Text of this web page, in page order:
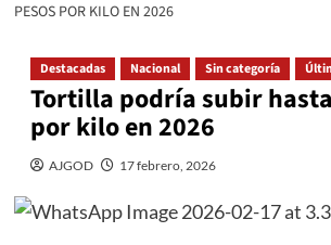
PESOS POR KILO EN 2026
Destacadas Nacional Sin categoría
Tortilla podría subir
por kilo en 2026
AJGOD 17 febrero, 2026